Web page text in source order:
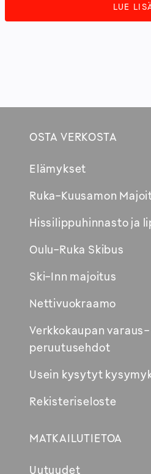
LUE
OSTA VERKOSTA
Elämykset
Ruka-Kuusamon
Hissilippuhinnasto ja
Oulu-Ruka Skibus
Ski-Inn majoitus
Nettivuokraamo
Verkkokaupan
peruutusehdot
Usein kysytyt
Rekisteriseloste
MATKAILUTIETOA
Uutuudet